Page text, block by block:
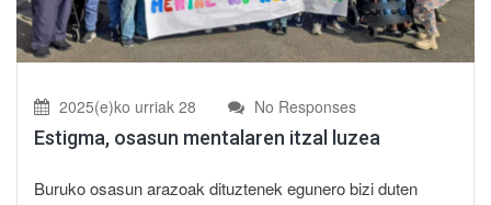
2025(e)ko urriak 28 No Responses
Estigma, osasun mentalaren itzal luzea
Buruko osasun arazoak dituztenek egunero bizi duten